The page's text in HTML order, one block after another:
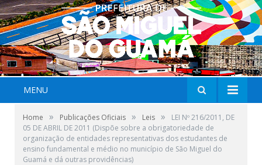
MENU
Home » Publicações Oficiais » Leis »
LEI Nº 216/2011, DE
05 DE ABRIL DE 2011 (Dispõe sobre a obrigatoriedade de
organização de entidades representativas dos estudantes de
ensino fundamental e médio no município de São Miguel do
Guamá e dá outras providências)